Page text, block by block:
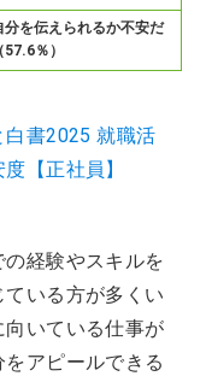
を伝えられるか不安だ
57.6％）
白書2025 就職活
【正社員】
経験やスキルを
いる方が多くい
いている仕事が
アピールできる